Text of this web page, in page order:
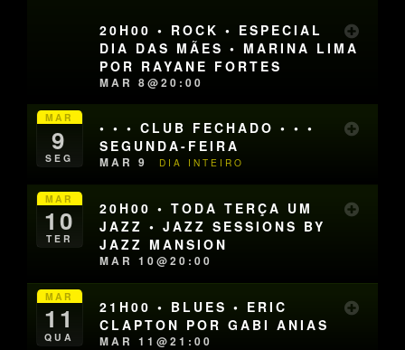
20H00 • ROCK • ESPECIAL
DIA DAS MÃES • MARINA LIMA
POR RAYANE FORTES
MAR 8@20:00
MAR
9
SEG
• • • CLUB FECHADO • • •
SEGUNDA-FEIRA
MAR 9 DIA INTEIRO
MAR
10
TER
20H00 • TODA TERÇA UM
JAZZ • JAZZ SESSIONS BY
JAZZ MANSION
MAR 10@20:00
MAR
11
QUA
21H00 • BLUES • ERIC
CLAPTON POR GABI ANIAS
MAR 11@21:00